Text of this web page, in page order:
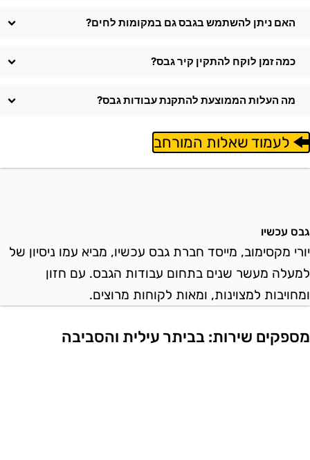
האם ניתן להשתמש בגבס גם במקומות לחים?
כמה זמן לוקח להתקין קיר גבס?
מה העלות הממוצעת להתקנת עבודות גבס?
לעמוד שאלות המורחב
עכשיו
מקסימוב, מייסד חברת גבס עכשיו, מביא עמו ניסיון של
מעשר שנים בתחום עבודות הגבס. עם חזון
למצוינות, ומאות לקוחות מרוצים.
שירות: בביתר עילית והסביבה